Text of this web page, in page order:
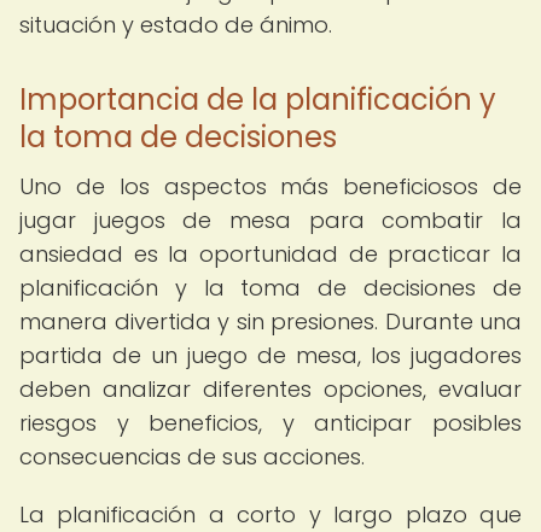
situación y estado de ánimo.
Importancia de la planificación y
la toma de decisiones
Uno de los aspectos más beneficiosos de
jugar juegos de mesa para combatir la
ansiedad es la oportunidad de practicar la
planificación y la toma de decisiones de
manera divertida y sin presiones. Durante una
partida de un juego de mesa, los jugadores
deben analizar diferentes opciones, evaluar
riesgos y beneficios, y anticipar posibles
consecuencias de sus acciones.
La planificación a corto y largo plazo que